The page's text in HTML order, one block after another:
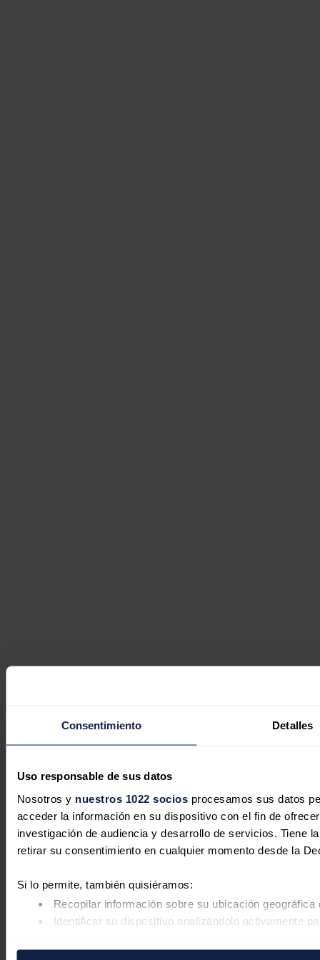
Consentimiento Detalles
Uso responsable de sus datos
Nosotros y nuestros 1022 sociosprocesamos sus datos
acceder la información en su dispositivo con el fin de
investigación de audiencia y desarrollo de servicios. Tiene
retirar su consentimiento en cualquier momento desde la
Si lo permite, también quisiéramos:
Recopilar información sobre su ubicación
Identificar su dispositivo analizándolo activamente